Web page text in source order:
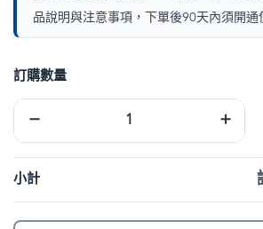
品說明與注意事項，下單後90天內須開通
訂購數量
−
eSIM
｜
+
小計